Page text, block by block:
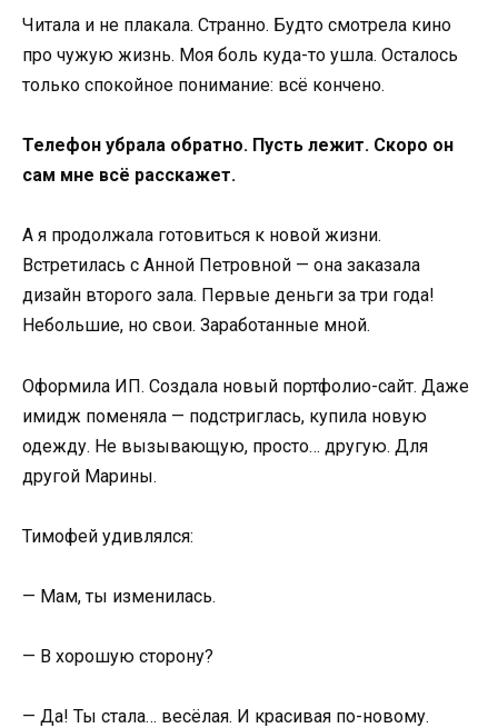
Читала и не плакала. Странно. Будто смотрела кино
про чужую жизнь. Моя боль куда-то ушла. Осталось
только спокойное понимание: всё кончено.
Телефон убрала обратно. Пусть лежит. Скоро он
сам мне всё расскажет.
А я продолжала готовиться к новой жизни.
Встретилась с Анной Петровной — она заказала
дизайн второго зала. Первые деньги за три года!
Небольшие, но свои. Заработанные мной.
Оформила ИП. Создала новый портфолио-сайт. Даже
имидж поменяла — подстриглась, купила новую
одежду. Не вызывающую, просто… другую. Для
другой Марины.
Тимофей удивлялся:
— Мам, ты изменилась.
— В хорошую сторону?
— Да! Ты стала… весёлая. И красивая по-новому.